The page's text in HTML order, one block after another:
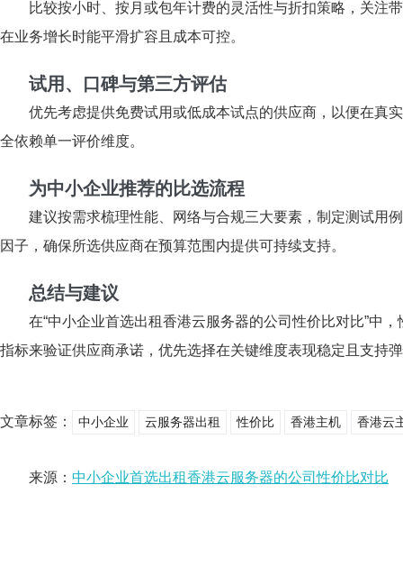
比较按小时、按月或包年计费的灵活性与折扣策略，关注
在业务增长时能平滑扩容且成本可控。
试用、口碑与第三方评估
优先考虑提供免费试用或低成本试点的供应商，以便在真
全依赖单一评价维度。
为中小企业推荐的比选流程
建议按需求梳理性能、网络与合规三大要素，制定测试用
因子，确保所选供应商在预算范围内提供可持续支持。
总结与建议
在“中小企业首选出租香港云服务器的公司性价比对比”中
指标来验证供应商承诺，优先选择在关键维度表现稳定且支持
文章标签： 中小企业 云服务器出租 性价比 香港主机 香港云
来源： 中小企业首选出租香港云服务器的公司性价比对比